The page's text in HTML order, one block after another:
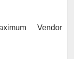
Vendor